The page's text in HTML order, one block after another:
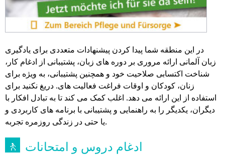
در این منطقه شما پیدا کردن پیشنهادات متعددی برای یادگیری
زبان آلمانی ارائه مروری بر دوره های زبان، پشتیبانی از ادغام کار،
شناخت اکتسابی صلاحیت خود و همچنین پشتیبانی، به ویژه برای
زنان، کودکان و اوقات فراغت فعالیت های. دریغ نکنید برای
استفاده از این ارائه می دهد. اغلب کمک می کند تا به تبادل افکار با
دیگران، یکدیگر را به راهنمایی و پشتیبانی با برنامه های کاربردی و
یا حتی در زندگی روزمره تجربه.
🚶 ادغام دروس و امتحانات